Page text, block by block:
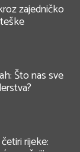
zajedničko
Što nas sve
rijeke: